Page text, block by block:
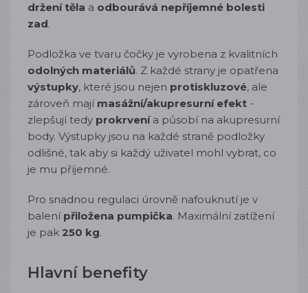
držení těla a odbourává nepříjemné bolesti
zad.
Podložka ve tvaru čočky je vyrobena z kvalitních
odolných materiálů. Z každé strany je opatřena
výstupky, které jsou nejen protiskluzové, ale
zároveň mají masážní/akupresurní efekt -
zlepšují tedy prokrvenía působí na akupresurní
body. Výstupky jsou na každé straně podložky
odlišné, tak aby si každý uživatel mohl vybrat, co
je mu příjemné.
Pro snadnou regulaci úrovně nafouknutí je v
balení přiložena pumpička. Maximální zatížení
je pak 250 kg.
Hlavní benefity